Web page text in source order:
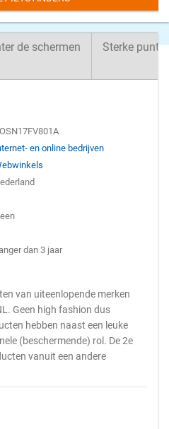
de schermen Sterke
en online bedrijven
dan 3 jaar
van uiteenlopende merken
Geen high fashion dus
hebben naast een leuke
(beschermende) rol. De 2e
vanuit een andere